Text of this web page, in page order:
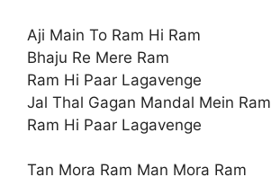
Aji Main To Ram Hi Ram
Bhaju Re Mere Ram
Ram Hi Paar Lagavenge
Jal Thal Gagan Mandal Mein Ram
Ram Hi Paar Lagavenge
Tan Mora Ram Man Mora Ram